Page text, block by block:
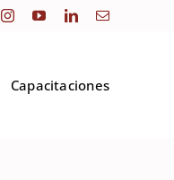
Capacitaciones